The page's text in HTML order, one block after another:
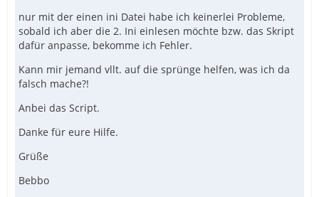
nur mit der einen ini Datei habe ich keinerlei Probleme,
sobald ich aber die 2. Ini einlesen möchte bzw. das Skript
dafür anpasse, bekomme ich Fehler.
Kann mir jemand vllt. auf die sprünge helfen, was ich da
falsch mache?!
Anbei das Script.
Danke für eure Hilfe.
Grüße
Bebbo